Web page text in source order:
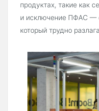
продуктах, такие как
и исключение ПФАС —
который трудно